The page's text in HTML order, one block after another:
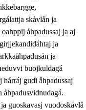
skåvlån ja
åhpadussaj ja aj
ja
ja
buojkuldagá
gudi åhpadussaj
åhpadusvidnudagá.
guoskavasj vuodoskåvlå